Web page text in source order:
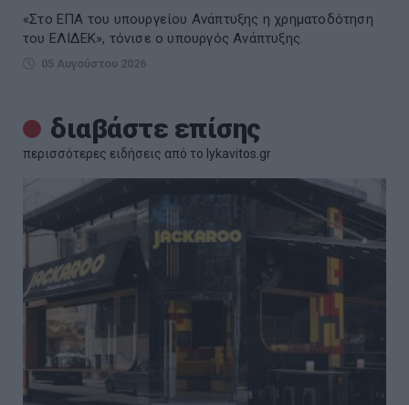
«Στο ΕΠΑ του υπουργείου Ανάπτυξης η χρηματοδότηση
του ΕΛΙΔΕΚ», τόνισε ο υπουργός Ανάπτυξης.
05 Αυγούστου 2026
διαβάστε επίσης
περισσότερες ειδήσεις από το lykavitos.gr